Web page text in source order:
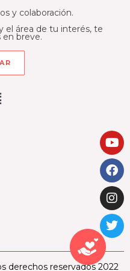
y colaboración.
el área de tu interés, te
breve.
derechos reservados 2022